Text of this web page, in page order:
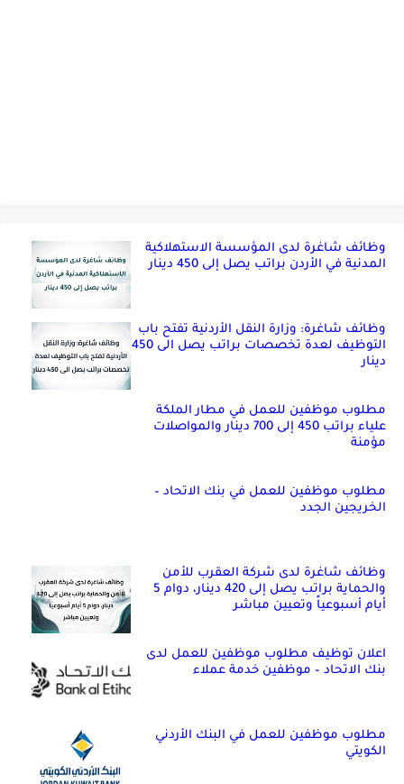
وظائف شاغرة لدى المؤسسة الاستهلاكية
المدنية في الأردن براتب يصل إلى 450 دينار
وظائف شاغرة: وزارة النقل الأردنية تفتح باب
التوظيف لعدة تخصصات براتب يصل الى 450
دينار
مطلوب موظفين للعمل في مطار الملكة
علياء براتب 450 إلى 700 دينار والمواصلات
مؤمنة
مطلوب موظفين للعمل في بنك الاتحاد –
الخريجين الجدد
وظائف شاغرة لدى شركة العقرب للأمن
والحماية براتب يصل إلى 420 دينار، دوام 5
أيام أسبوعياً وتعيين مباشر
اعلان توظيف مطلوب موظفين للعمل لدى
بنك الاتحاد – موظفين خدمة عملاء
مطلوب موظفين للعمل في البنك الأردني
الكويتي